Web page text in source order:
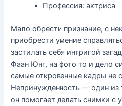
Профессия: актриса
Мало обрести признание, с
приобрести умение
застилать себя интригой
Фаан Юнг, на фото то и дело
самые откровенные кадры не
Непринужденность — один из
он помогает делать снимки с